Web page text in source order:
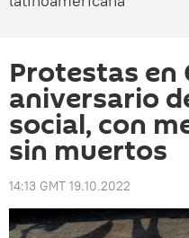
Protestas en
aniversario
social, con
sin muertos
14:13 GMT 19.10.2022